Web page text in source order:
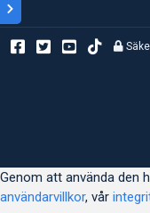
Genom att använda den
användarvillkor, vår